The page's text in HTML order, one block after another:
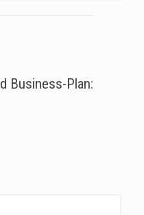
Business-Plan: